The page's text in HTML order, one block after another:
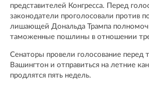
представителей Конгресса. Перед
законодатели проголосовали против
лишающей Дональда Трампа
таможенные пошлины в отношении
Сенаторы провели голосование перед
Вашингтон и отправиться на летние
продлятся пять недель.